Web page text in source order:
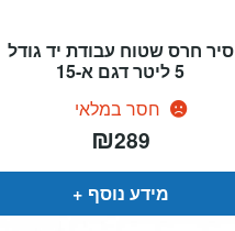
סיר חרס שטוח עבודת יד גודל
5 ליטר דגם א-15
חסר במלאי
₪289
מידע נוסף